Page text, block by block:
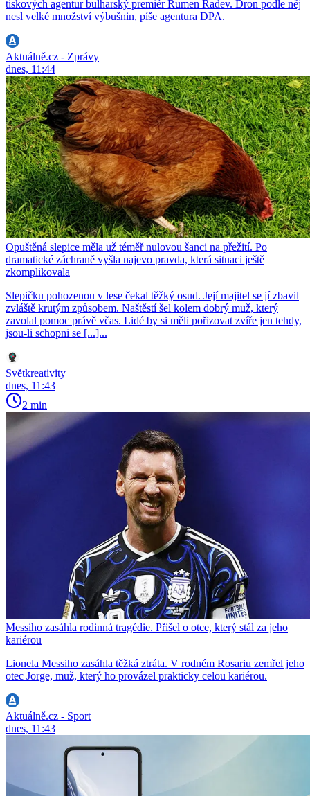
tiskových agentur bulharský premiér Rumen Radev. Dron podle něj
nesl velké množství výbušnin, píše agentura DPA.
Aktuálně.cz - Zprávy
dnes, 11:44
Opuštěná slepice měla už téměř nulovou šanci na přežití. Po
dramatické záchraně vyšla najevo pravda, která situaci ještě
zkomplikovala
Slepičku pohozenou v lese čekal těžký osud. Její majitel se jí zbavil
zvláště krutým způsobem. Naštěstí šel kolem dobrý muž, který
zavolal pomoc právě včas. Lidé by si měli pořizovat zvíře jen tehdy,
jsou-li schopni se [...]...
Světkreativity
dnes, 11:43
2 min
Messiho zasáhla rodinná tragédie. Přišel o otce, který stál za jeho
kariérou
Lionela Messiho zasáhla těžká ztráta. V rodném Rosariu zemřel jeho
otec Jorge, muž, který ho provázel prakticky celou kariérou.
Aktuálně.cz - Sport
dnes, 11:43